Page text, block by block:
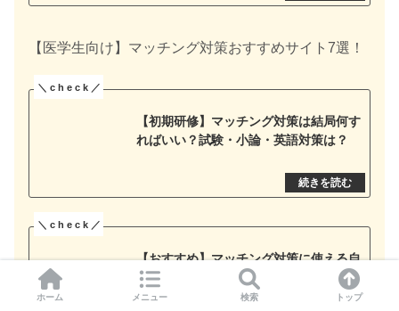
【医学生向け】マッチング対策おすすめサイト7選！
【初期研修】マッチング対策は結局何す
ればいい？試験・小論・英語対策は？
【おすすめ】マッチング対策に使える自
己分析ツール5選【無料で使える！】
ホーム メニュー 検索 トップ